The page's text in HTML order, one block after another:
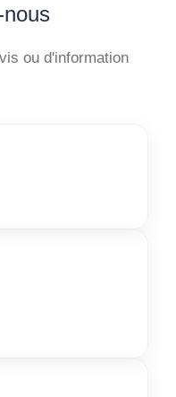
ou d'information